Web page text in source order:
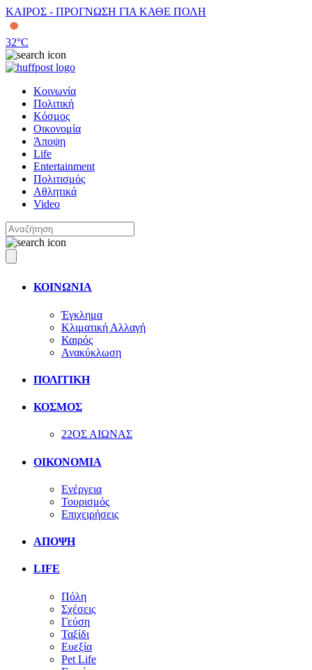
ΚΑΙΡΟΣ - ΠΡΟΓΝΩΣΗ ΓΙΑ ΚΑΘΕ ΠΟΛΗ
32°C
Κοινωνία
Πολιτική
Κόσμος
Οικονομία
Άποψη
Life
Entertainment
Πολιτισμός
Αθλητικά
Video
ΚΟΙΝΩΝΙΑ
Έγκλημα
Κλιματική Αλλαγή
Καιρός
Ανακύκλωση
ΠΟΛΙΤΙΚΗ
ΚΟΣΜΟΣ
22ΟΣ ΑΙΩΝΑΣ
ΟΙΚΟΝΟΜΙΑ
Ενέργεια
Τουρισμός
Επιχειρήσεις
ΑΠΟΨΗ
LIFE
Πόλη
Σχέσεις
Γεύση
Ταξίδι
Ευεξία
Pet Life